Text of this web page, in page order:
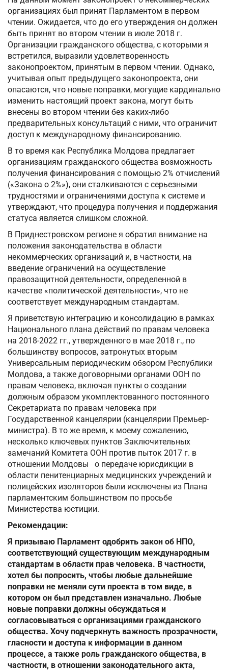
организациях был принят Парламентом в первом
чтении. Ожидается, что до его утверждения он должен
быть принят во втором чтении в июле 2018 г.
Организации гражданского общества, с которыми я
встретился, выразили удовлетворенность
законопроектом, принятым в первом чтении. Однако,
учитывая опыт предыдущего законопроекта, они
опасаются, что новые поправки, могущие кардинально
изменить настоящий проект закона, могут быть
внесены во втором чтении без каких-либо
предварительных консультаций с ними, что ограничит
доступ к международному финансированию.
В то время как Республика Молдова предлагает
организациям гражданского общества возможность
получения финансирования с помощью 2% отчислений
(«Закона о 2%»), они сталкиваются с серьезными
трудностями и ограничениями доступа к системе и
утверждают, что процедура получения и поддержания
статуса является слишком сложной.
В Приднестровском регионе я обратил внимание на
положения законодательства в области
некоммерческих организаций и, в частности, на
введение ограничений на осуществление
правозащитной деятельности, определенной в
качестве «политической деятельности», что не
соответствует международным стандартам.
Я приветствую интеграцию и консолидацию в рамках
Национального плана действий по правам человека
на 2018-2022 гг., утвержденного в мае 2018 г., по
большинству вопросов, затронутых вторым
Универсальным периодическим обзором Республики
Молдова, а также договорными органами ООН по
правам человека, включая пункты о создании
должным образом укомплектованного постоянного
Секретариата по правам человека при
Государственной канцелярии (канцелярии Премьер-
министра). В то же время, к моему сожалению,
несколько ключевых пунктов Заключительных
замечаний Комитета ООН против пыток 2017 г. в
отношении Молдовы о передаче юрисдикции в
области пенитенциарных медицинских учреждений и
полицейских изоляторов были исключены из Плана
парламентским большинством по просьбе
Министерства юстиции.
Рекомендации:
Я призываю Парламент одобрить закон об НПО,
соответствующий существующим международным
стандартам в области прав человека. В частности,
хотел бы попросить, чтобы любые дальнейшие
поправки не меняли сути проекта в том виде, в
котором он был представлен изначально. Любые
новые поправки должны обсуждаться и
согласовываться с организациями гражданского
общества. Хочу подчеркнуть важность прозрачности,
гласности и доступа к информации в данном
процессе, а также роль гражданского общества, в
частности, в отношении законодательного акта,